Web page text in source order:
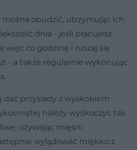
obudzić, utrzymując ich
dnia - jeśli pracujesz
więc co godzinę i ruszaj się
- a także regularnie wykonując
przysiady z wyskokiem
należy wyskoczyć tak
używając mięśni
wylądować miękko z